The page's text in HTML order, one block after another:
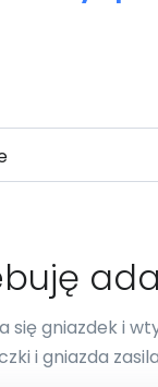
się gniazdek i
i gniazda